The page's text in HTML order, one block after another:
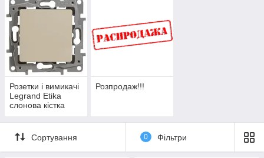
Розетки і вимикачі
Legrand Etika
слонова кістка
Розпродаж!!!
Сортування 0 Фільтри